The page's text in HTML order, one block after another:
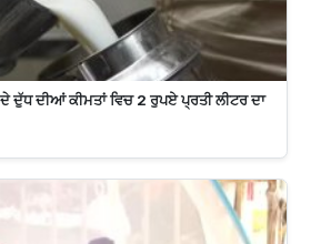
ਦੁੱਧ ਦੀਆਂ ਕੀਮਤਾਂ ਵਿਚ 2 ਰੁਪਏ ਪ੍ਰਤੀ ਲੀਟਰ ਦਾ